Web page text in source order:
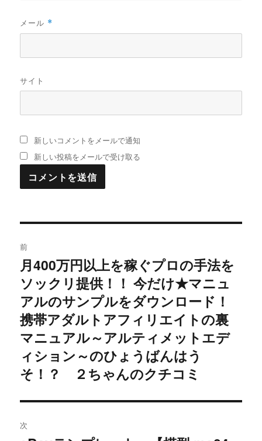
メール *
サイト
新しいコメントをメールで通知
新しい投稿をメールで受け取る
稿
ナ
ビ
ゲ
ー
シ
ョ
ン
前
過
去
の
投
稿:
月400万円以上を稼ぐプロの手法を
ソックリ提供！！ 今だけ★マニュ
アルのサンプルをダウンロード！
携帯アダルトアフィリエイトの裏
マニュアル～アルティメットエデ
ィション～のひょうばんはう
そ！？ ２ちゃんのクチコミ
次